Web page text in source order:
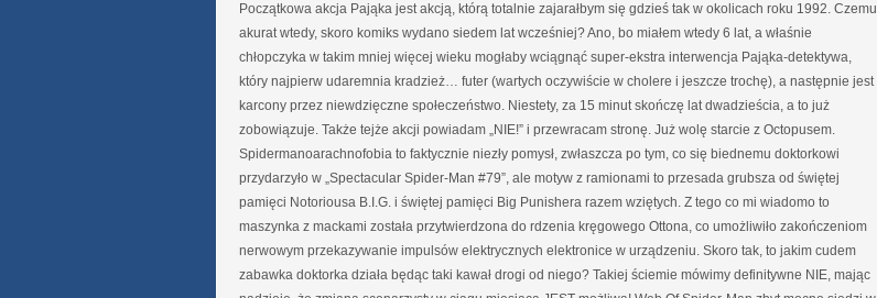
Początkowa akcja Pająka jest akcją, którą totalnie zajarałbym się gdzieś tak w okolicach roku 1992. Czemu
akurat wtedy, skoro komiks wydano siedem lat wcześniej? Ano, bo miałem wtedy 6 lat, a właśnie
chłopczyka w takim mniej więcej wieku mogłaby wciągnąć super-ekstra interwencja Pająka-detektywa,
który najpierw udaremnia kradzież… futer (wartych oczywiście w cholere i jeszcze trochę), a następnie jest
karcony przez niewdzięczne społeczeństwo. Niestety, za 15 minut skończę lat dwadzieścia, a to już
zobowiązuje. Także tejże akcji powiadam „NIE!” i przewracam stronę. Już wolę starcie z Octopusem.
Spidermanoarachnofobia to faktycznie niezły pomysł, zwłaszcza po tym, co się biednemu doktorkowi
przydarzyło w „Spectacular Spider-Man #79”, ale motyw z ramionami to przesada grubsza od świętej
pamięci Notoriousa B.I.G. i świętej pamięci Big Punishera razem wziętych. Z tego co mi wiadomo to
maszynka z mackami została przytwierdzona do rdzenia kręgowego Ottona, co umożliwiło zakończeniom
nerwowym przekazywanie impulsów elektrycznych elektronice w urządzeniu. Skoro tak, to jakim cudem
zabawka doktorka działa będąc taki kawał drogi od niego? Takiej ściemie mówimy definitywne NIE, mając